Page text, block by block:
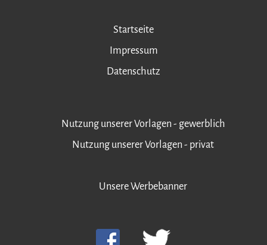
Startseite
Impressum
Datenschutz
Nutzung unserer Vorlagen - gewerblich
Nutzung unserer Vorlagen - privat
Unsere Werbebanner